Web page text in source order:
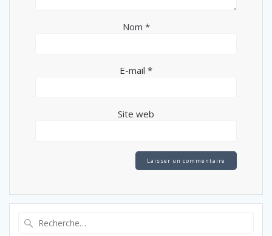
Nom *
E-mail *
Site web